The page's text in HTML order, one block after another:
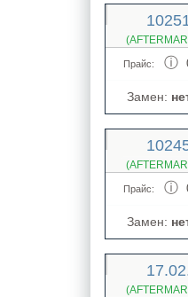
Прайс:
Замен:
Прайс:
Замен: